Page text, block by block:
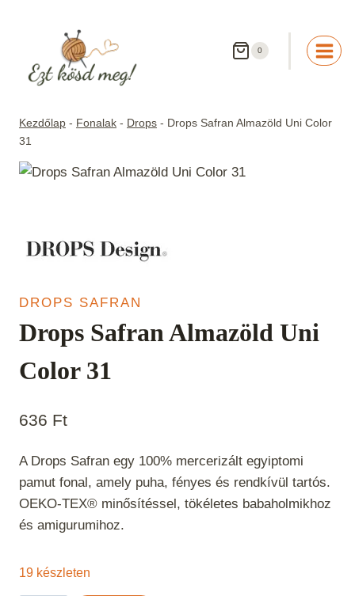
0
Kezdőlap - Fonalak - Drops - Drops Safran Almazöld Uni Color
31
DROPS SAFRAN
Drops Safran Almazöld Uni
Color 31
636 Ft
A Drops Safran egy 100% mercerizált egyiptomi
pamut fonal, amely puha, fényes és rendkívül tartós.
OEKO-TEX® minősítéssel, tökéletes babaholmikhoz
és amigurumihoz.
19 készleten